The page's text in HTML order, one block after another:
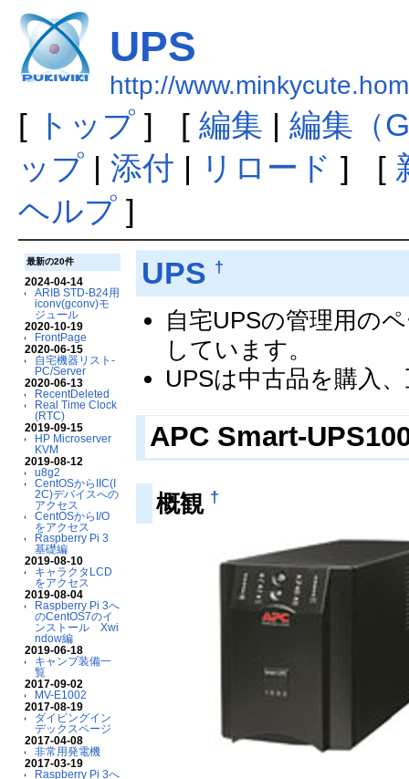
UPS
http://
[ トップ] [ 編集 | 編集（
ップ| 添付 | リロード ] [
ヘルプ]
最新の20件
2024-04-14
ARIB STD-B24用
iconv(gconv)モ
ジュール
2020-10-19
FrontPage
2020-06-15
自宅機器リスト-
PC/Server
2020-06-13
RecentDeleted
Real Time Clock
(RTC)
2019-09-15
HP Microserver
KVM
2019-08-12
u8g2
CentOSからIIC(I
2C)デバイスへの
アクセス
CentOSからI/O
をアクセス
Raspberry Pi 3
基礎編
2019-08-10
キャラクタLCD
をアクセス
2019-08-04
Raspberry Pi 3へ
のCentOS7のイ
ンストール Xwi
ndow編
2019-06-18
キャンプ装備一
覧
2017-09-02
MV-E1002
2017-08-19
ダイビングイン
デックスページ
2017-04-08
非常用発電機
2017-03-19
Raspberry Pi 3へ
UPS †
自宅UPSの管理用の
しています。
UPSは中古品を購入
APC Smart-
概観 †